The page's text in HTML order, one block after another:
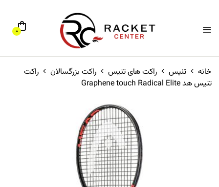
0
خانه تنیس راکت های تنیس راکت بزرگسالان
راکت
تنیس هد Graphene touch Radical Elite